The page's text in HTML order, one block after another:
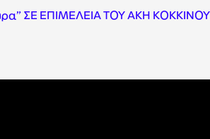
ΣΕ ΕΠΙΜΕΛΕΙΑ ΤΟΥ ΑΚΗ ΚΟΚΚΙΝΟΥ